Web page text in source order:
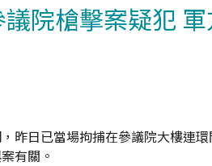
院槍擊案疑犯
昨日已當場拘捕在參議院大樓連
有關。